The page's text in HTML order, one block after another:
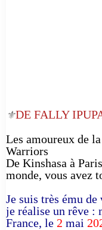
⚜️DE FALLY
Les amoureux de
Warriors
De Kinshasa à
monde, vous avez
Je suis très ému
je réalise un rêve :
France, le 2 mai